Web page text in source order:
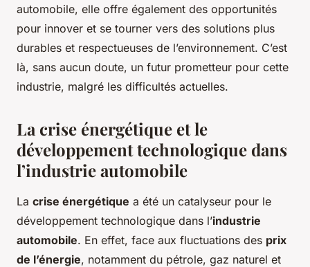
automobile, elle offre également des opportunités
pour innover et se tourner vers des solutions plus
durables et respectueuses de l’environnement. C’est
là, sans aucun doute, un futur prometteur pour cette
industrie, malgré les difficultés actuelles.
La crise énergétique et le
développement technologique dans
l’industrie automobile
La crise énergétique a été un catalyseur pour le
développement technologique dans l’industrie
automobile. En effet, face aux fluctuations des prix
de l’énergie, notamment du pétrole, gaz naturel et